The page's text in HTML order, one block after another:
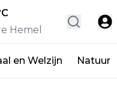
Hemel
en Welzijn Natuur